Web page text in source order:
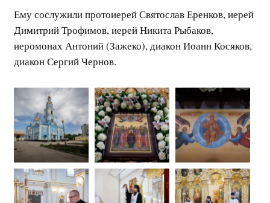
Ему сослужили протоиерей Святослав Еренков, иерей
Димитрий Трофимов, иерей Никита Рыбаков,
иеромонах Антоний (Зажеко), диакон Иоанн Косяков,
диакон Сергий Чернов.